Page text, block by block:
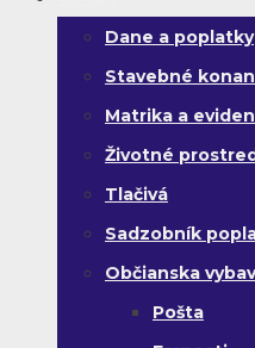
Dane a poplatky
Stavebné
Matrika a
Životné
Tlačivá
Sadzobník
Občianska
Pošta